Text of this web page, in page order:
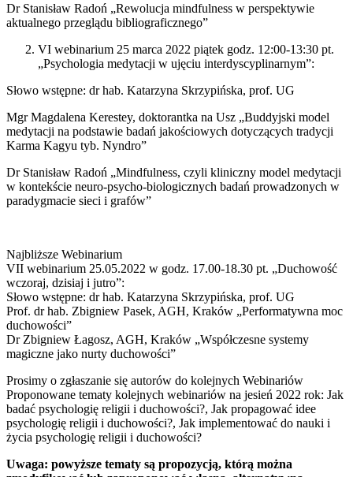
Dr Stanisław Radoń „Rewolucja mindfulness w perspektywie
aktualnego przeglądu bibliograficznego”
VI webinarium 25 marca 2022 piątek godz. 12:00-13:30 pt.
„Psychologia medytacji w ujęciu interdyscyplinarnym”:
Słowo wstępne: dr hab. Katarzyna Skrzypińska, prof. UG
Mgr Magdalena Kerestey, doktorantka na Usz „Buddyjski model
medytacji na podstawie badań jakościowych dotyczących tradycji
Karma Kagyu tyb. Nyndro”
Dr Stanisław Radoń „Mindfulness, czyli kliniczny model medytacji
w kontekście neuro-psycho-biologicznych badań prowadzonych w
paradygmacie sieci i grafów”
Najbliższe Webinarium
VII webinarium 25.05.2022 w godz. 17.00-18.30 pt. „Duchowość
wczoraj, dzisiaj i jutro”:
Słowo wstępne: dr hab. Katarzyna Skrzypińska, prof. UG
Prof. dr hab. Zbigniew Pasek, AGH, Kraków „Performatywna moc
duchowości”
Dr Zbigniew Łagosz, AGH, Kraków „Współczesne systemy
magiczne jako nurty duchowości”
Prosimy o zgłaszanie się autorów do kolejnych Webinariów
Proponowane tematy kolejnych webinariów na jesień 2022 rok: Jak
badać psychologię religii i duchowości?, Jak propagować idee
psychologię religii i duchowości?, Jak implementować do nauki i
życia psychologię religii i duchowości?
Uwaga: powyższe tematy są propozycją, którą można